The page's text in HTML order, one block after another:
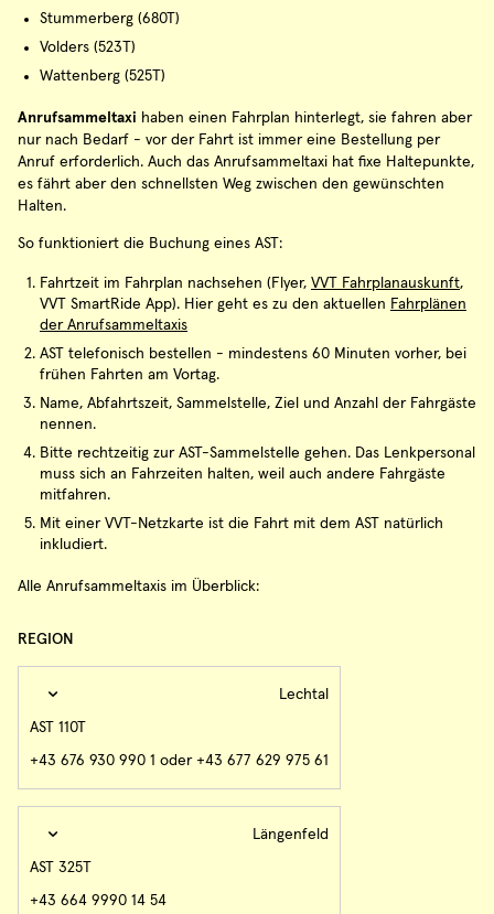
Stummerberg (680T)
Volders (523T)
Wattenberg (525T)
Anrufsammeltaxi haben einen Fahrplan hinterlegt, sie fahren aber
nur nach Bedarf - vor der Fahrt ist immer eine Bestellung per
Anruf erforderlich. Auch das Anrufsammeltaxi hat fixe Haltepunkte,
es fährt aber den schnellsten Weg zwischen den gewünschten
Halten.
So funktioniert die Buchung eines AST:
Fahrtzeit im Fahrplan nachsehen (Flyer, VVT Fahrplanauskunft,
VVT SmartRide App). Hier geht es zu den aktuellen Fahrplänen
der Anrufsammeltaxis
AST telefonisch bestellen - mindestens 60 Minuten vorher, bei
frühen Fahrten am Vortag.
Name, Abfahrtszeit, Sammelstelle, Ziel und Anzahl der Fahrgäste
nennen.
Bitte rechtzeitig zur AST-Sammelstelle gehen. Das Lenkpersonal
muss sich an Fahrzeiten halten, weil auch andere Fahrgäste
mitfahren.
Mit einer VVT-Netzkarte ist die Fahrt mit dem AST natürlich
inkludiert.
Alle Anrufsammeltaxis im Überblick:
REGION
Lechtal
AST 110T
+43 676 930 990 1 oder +43 677 629 975 61
Längenfeld
AST 325T
+43 664 9990 14 54